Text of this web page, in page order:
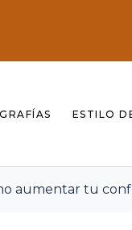
ESTILO
aumentar tu